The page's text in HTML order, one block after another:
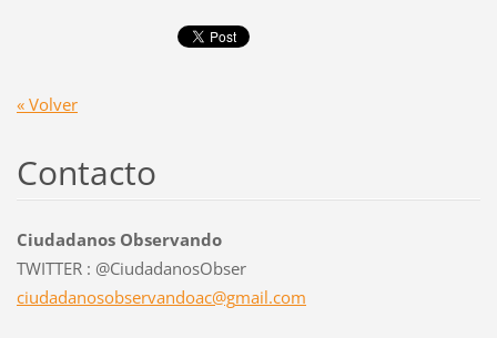
« Volver
Contacto
Ciudadanos Observando
TWITTER : @CiudadanosObser
ciudadanosobservandoac@gmail.com